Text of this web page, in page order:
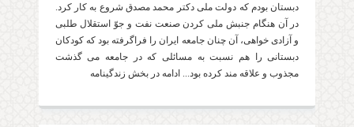
دبستان بودم که دولت ملی دکتر محمد مصدق شروع به کار کرد.
در آن هنگام جنبش ملی کردن صنعت نفت و جوّ استقلال طلبی
و آزادی خواهی، آن چنان جامعه ایران را فراگرفته بود که کودکان
دبستانی را هم نسبت به مسائلی که در جامعه می گذشت
مجذوب و علاقه مند کرده بود... ادامه در بخش زندگینامه